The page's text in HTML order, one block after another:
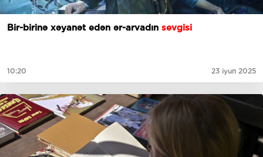
Bir-birinə xəyanət edən ər-arvadın sevgisi
10:20 23 iyun 2025